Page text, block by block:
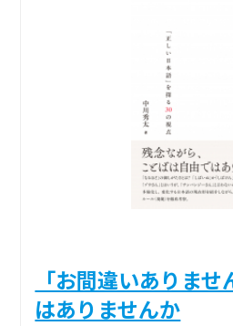
「お間違いありま
はありませんか